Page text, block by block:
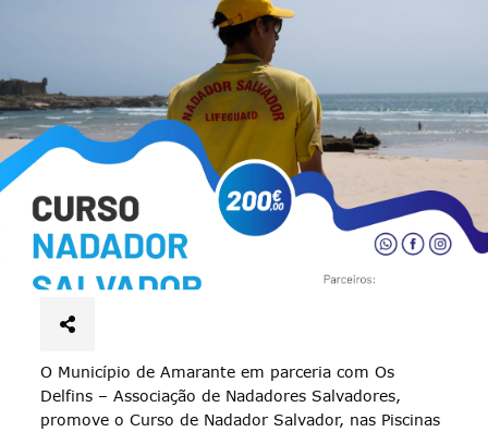
Categorias gerais
Filtros
O Município de Amarante em parceria com Os
Delfins – Associação de Nadadores Salvadores,
promove o Curso de Nadador Salvador, nas Piscinas